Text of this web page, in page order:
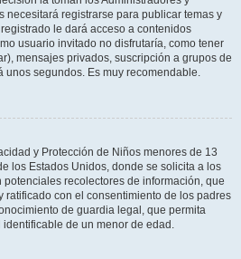
necesitará registrarse para publicar temas y
le dará acceso a contenidos
usuario invitado no disfrutaría, como tener
mensajes privados, suscripción a grupos de
unos segundos. Es muy recomendable.
y Protección de Niños menores de 13
los Estados Unidos, donde se solicita a los
recolectores de información, que
ratificado con el consentimiento de los padres
de guardia legal, que permita
de un menor de edad.